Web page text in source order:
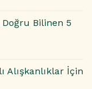
Doğru Bilinen 5
Alışkanlıklar İçin